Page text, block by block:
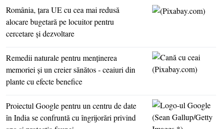
România, ţara UE cu cea mai redusă
alocare bugetară pe locuitor pentru
cercetare şi dezvoltare
Remedii naturale pentru menţinerea
memoriei şi un creier sănătos - ceaiuri din
plante cu efecte benefice
Proiectul Google pentru un centru de date
în India se confruntă cu îngrijorări privind